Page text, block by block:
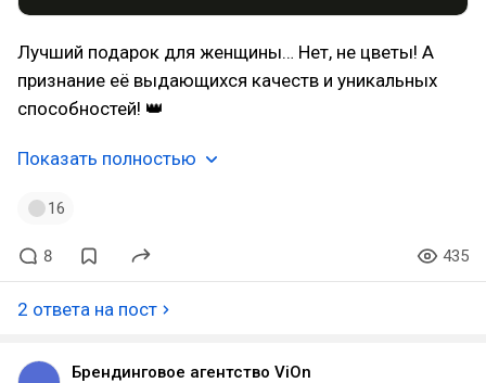
Лучший подарок для женщины… Нет, не цветы! А
признание её выдающихся качеств и уникальных
способностей! 👑
Показать полностью
16
8 435
2 ответа на пост
Брендинговое агентство ViOn